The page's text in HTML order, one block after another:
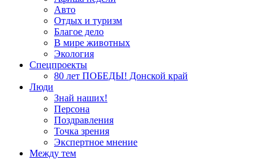
Авто
Отдых и туризм
Благое дело
В мире животных
Экология
Спецпроекты
80 лет ПОБЕДЫ! Донской край
Люди
Знай наших!
Персона
Поздравления
Точка зрения
Экспертное мнение
Между тем